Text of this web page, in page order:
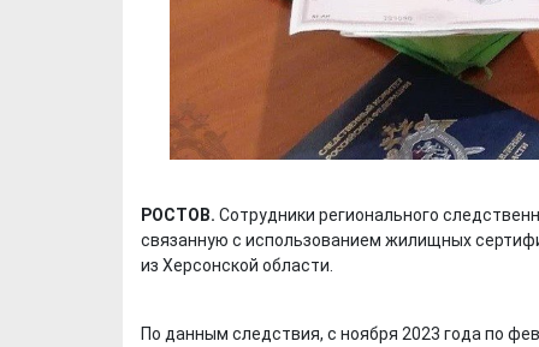
РОСТОВ. Сотрудники регионального
связанную с использованием жилищных
из Херсонской области.
По данным следствия, с ноября 2023 года по